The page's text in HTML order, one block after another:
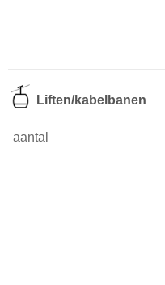
Liften/kabelbanen
aantal